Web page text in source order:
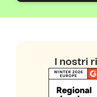
I nostri